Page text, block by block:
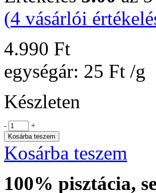
(4 vásárlói
4.990 Ft
egységár: 25 Ft /g
Készleten
- +
Kosárba teszem
Kosárba teszem
100% pisztácia,